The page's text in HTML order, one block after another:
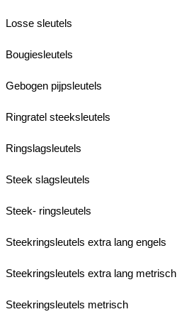
Losse sleutels
Bougiesleutels
Gebogen pijpsleutels
Ringratel steeksleutels
Ringslagsleutels
Steek slagsleutels
Steek- ringsleutels
Steekringsleutels extra lang engels
Steekringsleutels extra lang metrisch
Steekringsleutels metrisch